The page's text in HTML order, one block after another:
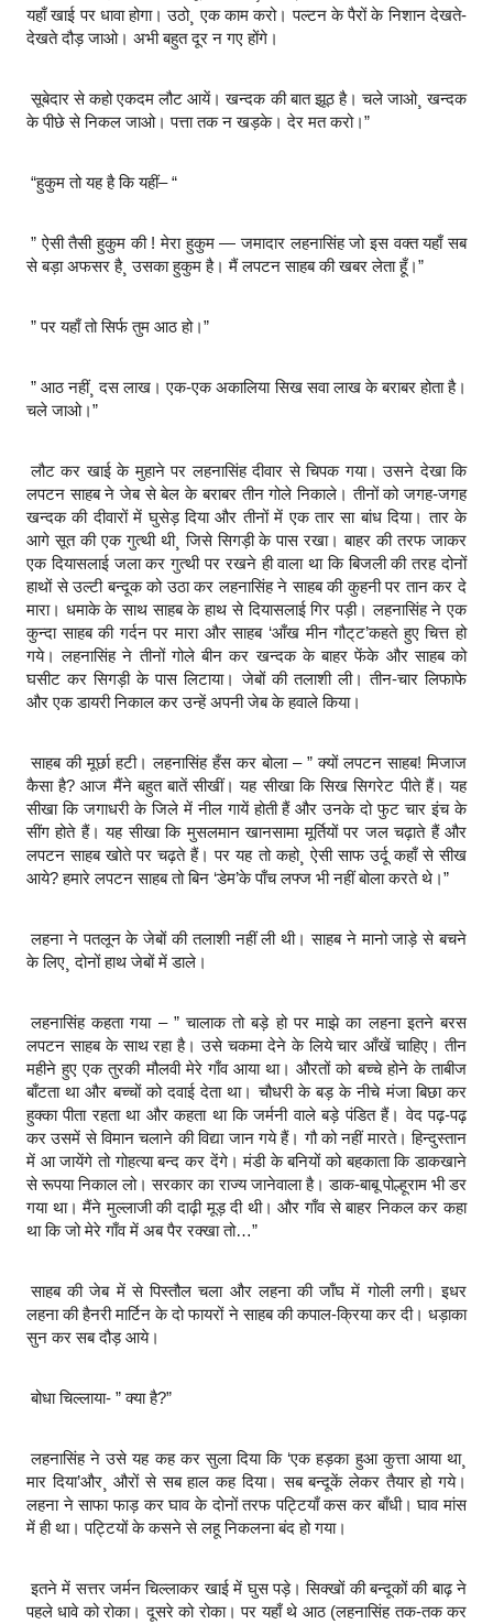
यहाँ खाई पर धावा होगा। उठो¸ एक काम करो। पल्टन के पैरों के निशान देखते-
देखते दौड़ जाओ। अभी बहुत दूर न गए होंगे।
सूबेदार से कहो एकदम लौट आयें। खन्दक की बात झूठ है। चले जाओ¸ खन्दक
के पीछे से निकल जाओ। पत्ता तक न खड़के। देर मत करो।”
“हुकुम तो यह है कि यहीं– “
” ऐसी तैसी हुकुम की ! मेरा हुकुम — जमादार लहनासिंह जो इस वक्त यहाँ सब
से बड़ा अफसर है¸ उसका हुकुम है। मैं लपटन साहब की खबर लेता हूँ।”
” पर यहाँ तो सिर्फ तुम आठ हो।”
” आठ नहीं¸ दस लाख। एक-एक अकालिया सिख सवा लाख के बराबर होता है।
चले जाओ।”
लौट कर खाई के मुहाने पर लहनासिंह दीवार से चिपक गया। उसने देखा कि
लपटन साहब ने जेब से बेल के बराबर तीन गोले निकाले। तीनों को जगह-जगह
खन्दक की दीवारों में घुसेड़ दिया और तीनों में एक तार सा बांध दिया। तार के
आगे सूत की एक गुत्थी थी¸ जिसे सिगड़ी के पास रखा। बाहर की तरफ जाकर
एक दियासलाई जला कर गुत्थी पर रखने ही वाला था कि बिजली की तरह दोनों
हाथों से उल्टी बन्दूक को उठा कर लहनासिंह ने साहब की कुहनी पर तान कर दे
मारा। धमाके के साथ साहब के हाथ से दियासलाई गिर पड़ी। लहनासिंह ने एक
कुन्दा साहब की गर्दन पर मारा और साहब ‘आँख मीन गौट्‌ट’कहते हुए चित्त हो
गये। लहनासिंह ने तीनों गोले बीन कर खन्दक के बाहर फेंके और साहब को
घसीट कर सिगड़ी के पास लिटाया। जेबों की तलाशी ली। तीन-चार लिफाफे
और एक डायरी निकाल कर उन्हें अपनी जेब के हवाले किया।
साहब की मूर्छा हटी। लहनासिंह हँस कर बोला – ” क्यों लपटन साहब! मिजाज
कैसा है? आज मैंने बहुत बातें सीखीं। यह सीखा कि सिख सिगरेट पीते हैं। यह
सीखा कि जगाधरी के जिले में नील गायें होती हैं और उनके दो फुट चार इंच के
सींग होते हैं। यह सीखा कि मुसलमान खानसामा मूर्तियों पर जल चढ़ाते हैं और
लपटन साहब खोते पर चढ़ते हैं। पर यह तो कहो¸ ऐसी साफ उर्दू कहाँ से सीख
आये? हमारे लपटन साहब तो बिन ‘डेम’के पाँच लफ्ज भी नहीं बोला करते थे।”
लहना ने पतलून के जेबों की तलाशी नहीं ली थी। साहब ने मानो जाड़े से बचने
के लिए¸ दोनों हाथ जेबों में डाले।
लहनासिंह कहता गया – ” चालाक तो बड़े हो पर माझे का लहना इतने बरस
लपटन साहब के साथ रहा है। उसे चकमा देने के लिये चार आँखें चाहिए। तीन
महीने हुए एक तुरकी मौलवी मेरे गाँव आया था। औरतों को बच्चे होने के ताबीज
बाँटता था और बच्चों को दवाई देता था। चौधरी के बड़ के नीचे मंजा बिछा कर
हुक्का पीता रहता था और कहता था कि जर्मनी वाले बड़े पंडित हैं। वेद पढ़-पढ़
कर उसमें से विमान चलाने की विद्या जान गये हैं। गौ को नहीं मारते। हिन्दुस्तान
में आ जायेंगे तो गोहत्या बन्द कर देंगे। मंडी के बनियों को बहकाता कि डाकखाने
से रूपया निकाल लो। सरकार का राज्य जानेवाला है। डाक-बाबू पोल्हूराम भी डर
गया था। मैंने मुल्लाजी की दाढ़ी मूड़ दी थी। और गाँव से बाहर निकल कर कहा
था कि जो मेरे गाँव में अब पैर रक्खा तो…”
साहब की जेब में से पिस्तौल चला और लहना की जाँघ में गोली लगी। इधर
लहना की हैनरी मार्टिन के दो फायरों ने साहब की कपाल-क्रिया कर दी। धड़ाका
सुन कर सब दौड़ आये।
बोधा चिल्लाया- ” क्या है?”
लहनासिंह ने उसे यह कह कर सुला दिया कि ‘एक हड़का हुआ कुत्ता आया था¸
मार दिया’और¸ औरों से सब हाल कह दिया। सब बन्दूकें लेकर तैयार हो गये।
लहना ने साफा फाड़ कर घाव के दोनों तरफ पट्टियाँ कस कर बाँधी। घाव मांस
में ही था। पट्टियों के कसने से लहू निकलना बंद हो गया।
इतने में सत्तर जर्मन चिल्लाकर खाई में घुस पड़े। सिक्खों की बन्दूकों की बाढ़ ने
पहले धावे को रोका। दूसरे को रोका। पर यहाँ थे आठ (लहनासिंह तक-तक कर